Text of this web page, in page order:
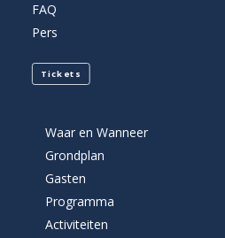
FAQ
Pers
Tickets
Waar en Wanneer
Grondplan
Gasten
Programma
Activiteiten